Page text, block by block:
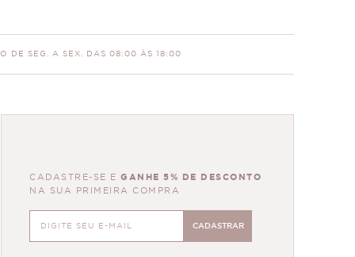
DE SEG. A SEX. DAS 08:00 ÀS 18:00
CADASTRE-SE E GANHE 5% DE DESCONTO
NA SUA PRIMEIRA COMPRA
CADASTRAR